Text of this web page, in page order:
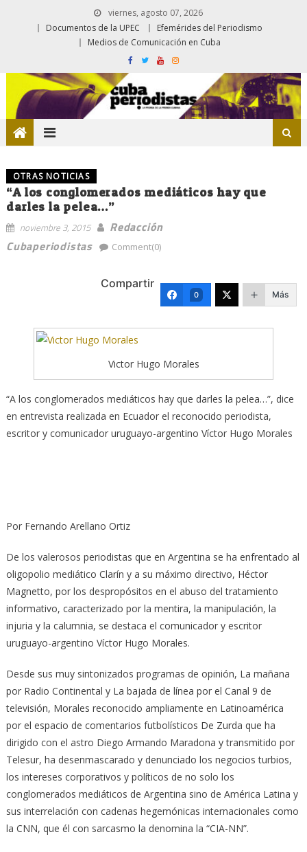
viernes, agosto 07, 2026
Documentos de la UPEC
Efemérides del Periodismo
Medios de Comunicación en Cuba
OTRAS NOTICIAS
“A los conglomerados mediáticos hay que
darles la pelea…”
noviembre 3, 2015
Redacción
Cubaperiodistas
Comment(0)
Compartir
0 Más
Victor Hugo Morales
“A los conglomerados mediáticos hay que darles la pelea…”, dice
en entrevista realizada en Ecuador el reconocido periodista,
escritor y comunicador uruguayo-argentino Víctor Hugo Morales
Por Fernando Arellano Ortiz
De los valerosos periodistas que en Argentina se ha enfrentado al
oligopolio mediático Clarín y a su máximo directivo, Héctor
Magnetto, por los despropósitos en el abuso del tratamiento
informativo, caracterizado por la mentira, la manipulación, la
injuria y la calumnia, se destaca el comunicador y escritor
uruguayo-argentino Víctor Hugo Morales.
Desde sus muy sintonizados programas de opinión, La mañana
por Radio Continental y La bajada de línea por el Canal 9 de
televisión, Morales reconocido ampliamente en Latinoamérica
por el espacio de comentarios futbolísticos De Zurda que ha
dirigido con el astro Diego Armando Maradona y transmitido por
Telesur, ha desenmascarado y denunciado los negocios turbios,
los intereses corporativos y políticos de no solo los
conglomerados mediáticos de Argentina sino de América Latina y
sus interrelación con cadenas hegemónicas internacionales como
la CNN, que él con sarcasmo la denomina la “CIA-NN”.